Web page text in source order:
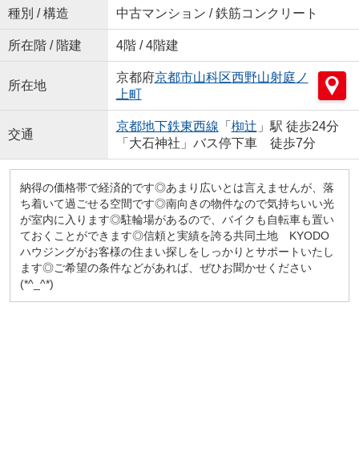
種別 / 構造 中古マンション / 鉄筋コンクリート
所在階 / 階建 4階 / 4階建
所在地
京都府京都市山科区西野山射庭ノ
上町
交通
京都地下鉄東西線 「 椥辻 」駅 徒歩24分
「大石神社」バス停下車 徒歩7分
納得の価格帯で経済的です◎あまり広いとは言えませんが、落
ち着いて過ごせる空間です◎南向きの物件なので気持ちいい光
が室内に入ります◎駐輪場があるので、バイクも自転車も置い
ておくことができます◎信頼と実績を誇る共同土地 KYODO
ハウジングがお客様の住まい探しをしっかりとサポートいたし
ます◎ご希望の条件などがあれば、ぜひお聞かせください
(*^_^*)